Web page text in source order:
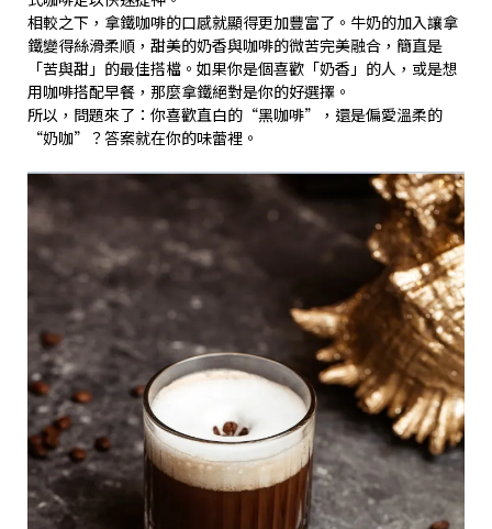
相較之下，拿鐵咖啡的口感就顯得更加豐富了。牛奶的加入讓拿
鐵變得絲滑柔順，甜美的奶香與咖啡的微苦完美融合，簡直是
「苦與甜」的最佳搭檔。如果你是個喜歡「奶香」的人，或是想
用咖啡搭配早餐，那麼拿鐵絕對是你的好選擇。
所以，問題來了：你喜歡直白的“黑咖啡”，還是偏愛溫柔的
“奶咖”？答案就在你的味蕾裡。